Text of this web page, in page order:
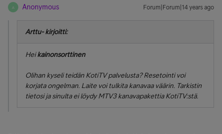
A Anonymous Forum|Forum|14 years ago
Arttu- kirjoitti:
Heikainonsorttinen
Olihan kyseli teidän KotiTV palvelusta? Resetointi voi
korjata ongelman. Laite voi tulkita kanavaa väärin. Tarkistin
tietosi ja sinulta ei löydy MTV3 kanavapakettia KotiTV:stä.